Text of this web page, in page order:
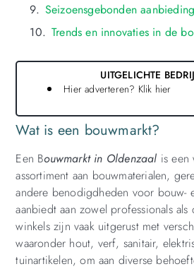
Wat is een bouwmarkt?
Een Bouwmarkt in Oldenzaal is een
assortiment aan bouwmaterialen,
andere benodigdheden voor bouw-
aanbiedt aan zowel professionals als
winkels zijn vaak uitgerust met
waaronder hout, verf, sanitair,
tuinartikelen, om aan diverse
UITGELICHTE
Hier adverteren? Klik hier